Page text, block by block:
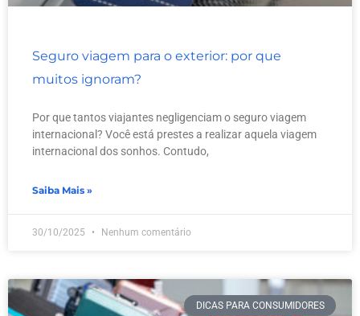
Seguro viagem para o exterior: por que
muitos ignoram?
Por que tantos viajantes negligenciam o seguro viagem
internacional? Você está prestes a realizar aquela viagem
internacional dos sonhos. Contudo,
Saiba Mais »
30/10/2025 Nenhum comentário
DICAS PARA CONSUMIDORES